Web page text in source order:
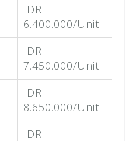
IDR
6.400.000/Unit
IDR
7.450.000/Unit
IDR
8.650.000/Unit
IDR